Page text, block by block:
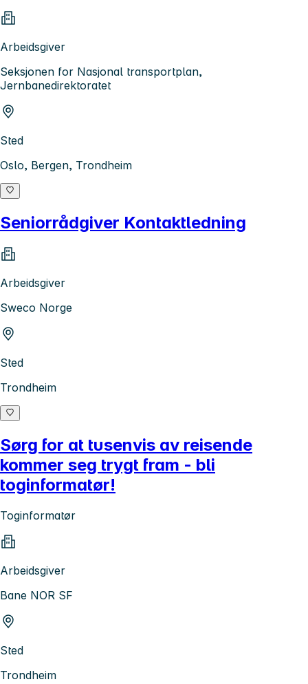
Arbeidsgiver
Seksjonen for Nasjonal transportplan,
Jernbanedirektoratet
Sted
Oslo, Bergen, Trondheim
Seniorrådgiver Kontaktledning
Arbeidsgiver
Sweco Norge
Sted
Trondheim
Sørg for at tusenvis av reisende
kommer seg trygt fram - bli
toginformatør!
Toginformatør
Arbeidsgiver
Bane NOR SF
Sted
Trondheim